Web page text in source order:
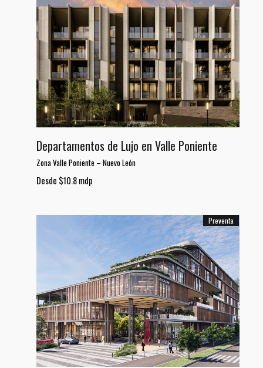
Departamentos de Lujo en Valle Poniente
Zona Valle Poniente – Nuevo León
Desde $10.8 mdp
Preventa